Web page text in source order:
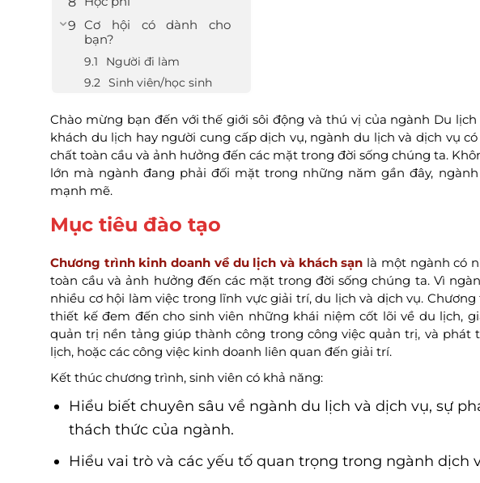
Cơ hội có dành cho
bạn?
Người đi làm
Sinh viên/học sinh
Chào mừng bạn đến với thế giới sôi động và thú vị của ngành Du lịch
khách du lịch hay người cung cấp dịch vụ, ngành du lịch và dịch vụ
chất toàn cầu và ảnh hưởng đến các mặt trong đời sống chúng ta.
lớn mà ngành đang phải đối mặt trong những năm gần đây,
mạnh mẽ.
Mục tiêu đào tạo
Chương trình kinh doanh về du lịch và khách sạn là một ngành có
toàn cầu và ảnh hưởng đến các mặt trong đời sống chúng ta. Vì
nhiều cơ hội làm việc trong lĩnh vực giải trí, du lịch và dịch vụ.
thiết kế đem đến cho sinh viên những khái niệm cốt lõi về du lịch,
quản trị nền tảng giúp thành công trong công việc quản trị, và phát
lịch, hoặc các công việc kinh doanh liên quan đến giải trí.
Kết thúc chương trình, sinh viên có khả năng:
Hiểu biết chuyên sâu về ngành du lịch và dịch vụ, sự
thách thức của ngành.
Hiểu vai trò và các yếu tố quan trọng trong ngành dịch